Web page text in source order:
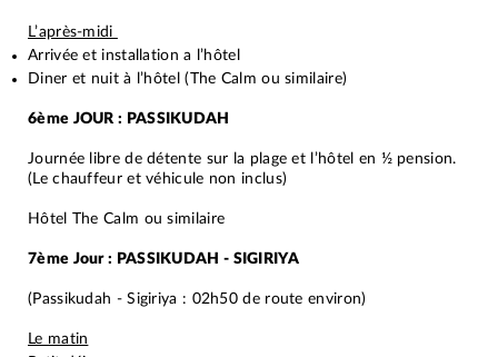
L’après-midi
Arrivée et installation a l’hôtel
Diner et nuit à l’hôtel (The Calm ou similaire)
6ème JOUR : PASSIKUDAH
Journée libre de détente sur la plage et l’hôtel en ½ pension.
(Le chauffeur et véhicule non inclus)
Hôtel The Calm ou similaire
7ème Jour : PASSIKUDAH - SIGIRIYA
(Passikudah - Sigiriya : 02h50 de route environ)
Le matin